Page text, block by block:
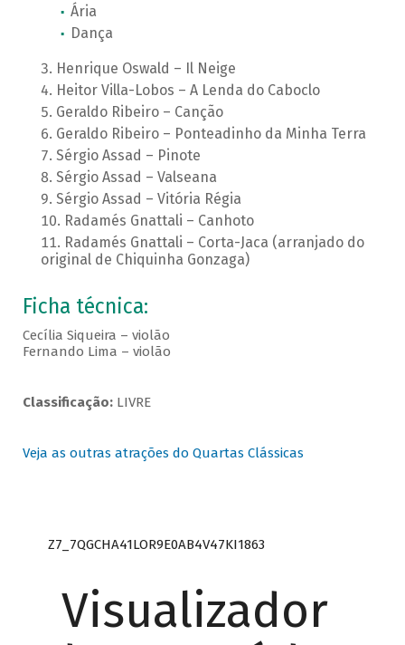
Ária
Dança
Henrique Oswald – Il Neige
Heitor Villa-Lobos – A Lenda do Caboclo
Geraldo Ribeiro – Canção
Geraldo Ribeiro – Ponteadinho da Minha Terra
Sérgio Assad – Pinote
Sérgio Assad – Valseana
Sérgio Assad – Vitória Régia
Radamés Gnattali – Canhoto
Radamés Gnattali – Corta-Jaca (arranjado do
original de Chiquinha Gonzaga)
Ficha técnica:
Cecília Siqueira – violão
Fernando Lima – violão
Classificação:LIVRE
Veja as outras atrações do Quartas Clássicas
Z7_7QGCHA41LOR9E0AB4V47KI1863
Visualizador